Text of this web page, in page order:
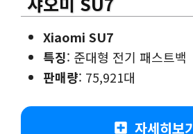
Xiaomi SU7
특징: 준대형 전기 패스트백
판매량: 75,921대
자세히보